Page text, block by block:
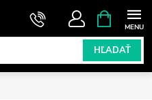
HĽADAŤ
KOŠÍK